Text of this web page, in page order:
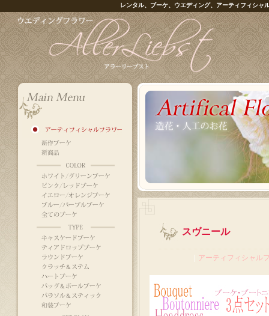
レンタル、ブーケ、ウエディング、アーティフィシャ
スヴニール
アーティフィシャル